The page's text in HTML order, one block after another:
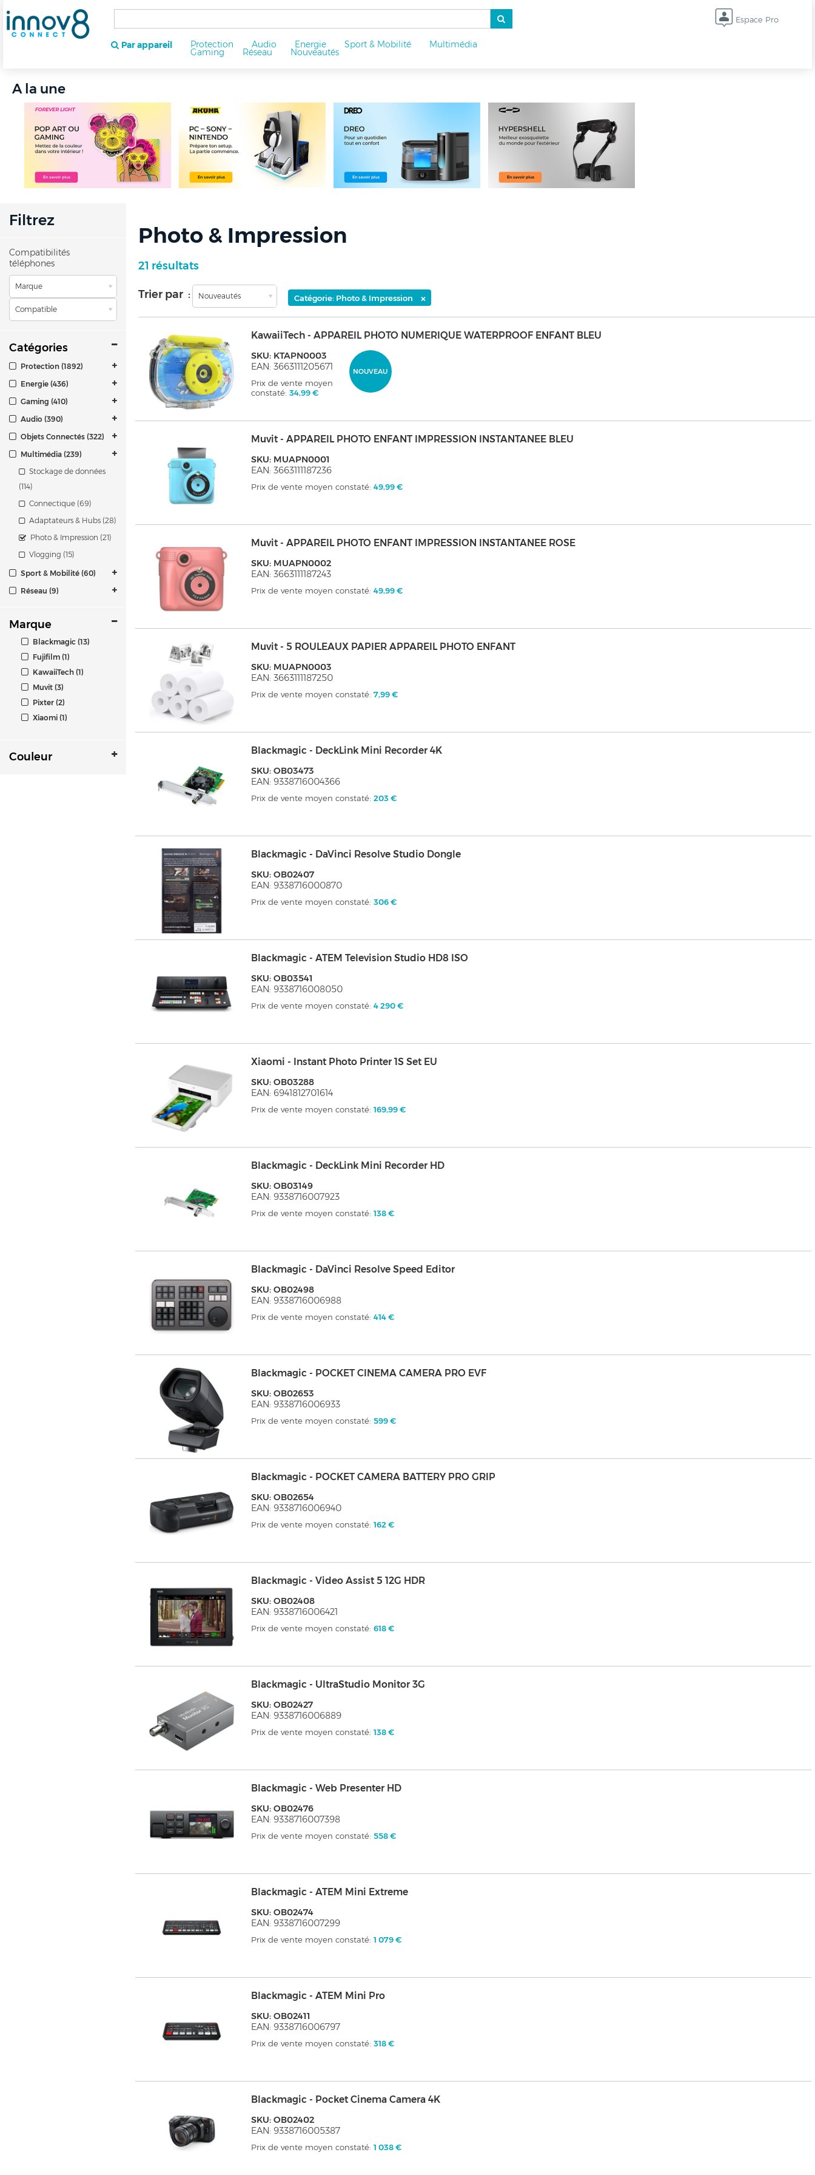
Espace Pro
Par appareil Protection Audio Energie Sport & Mobilité Multimédia
Gaming Réseau Nouveautés
A la une
Filtrez
Compatibilités
téléphones
Marque
Compatible
Catégories
Protection (1892)
Energie (436)
Gaming (410)
Audio (390)
Objets Connectés (322)
Multimédia (239)
Stockage de données
(114)
Connectique (69)
Adaptateurs & Hubs (28)
Photo & Impression (21)
Vlogging (15)
Sport & Mobilité (60)
Réseau (9)
Marque
Blackmagic (13)
Fujifilm (1)
KawaiiTech (1)
Muvit (3)
Pixter (2)
Xiaomi (1)
Couleur
Photo & Impression
21 résultats
Trier par : Nouveautés Catégorie: Photo & Impression ×
KawaiiTech - APPAREIL PHOTO NUMERIQUE WATERPROOF ENFANT BLEU
NOUVEAU
SKU: KTAPN0003
EAN: 3663111205671
Prix de vente moyen
constaté:34,99 €
Muvit - APPAREIL PHOTO ENFANT IMPRESSION INSTANTANEE BLEU
SKU: MUAPN0001
EAN: 3663111187236
Prix de vente moyen constaté:49,99 €
Muvit - APPAREIL PHOTO ENFANT IMPRESSION INSTANTANEE ROSE
SKU: MUAPN0002
EAN: 3663111187243
Prix de vente moyen constaté:49,99 €
Muvit - 5 ROULEAUX PAPIER APPAREIL PHOTO ENFANT
SKU: MUAPN0003
EAN: 3663111187250
Prix de vente moyen constaté:7,99 €
Blackmagic - DeckLink Mini Recorder 4K
SKU: OB03473
EAN: 9338716004366
Prix de vente moyen constaté:203 €
Blackmagic - DaVinci Resolve Studio Dongle
SKU: OB02407
EAN: 9338716000870
Prix de vente moyen constaté:306 €
Blackmagic - ATEM Television Studio HD8 ISO
SKU: OB03541
EAN: 9338716008050
Prix de vente moyen constaté:4 290 €
Xiaomi - Instant Photo Printer 1S Set EU
SKU: OB03288
EAN: 6941812701614
Prix de vente moyen constaté:169,99 €
Blackmagic - DeckLink Mini Recorder HD
SKU: OB03149
EAN: 9338716007923
Prix de vente moyen constaté:138 €
Blackmagic - DaVinci Resolve Speed Editor
SKU: OB02498
EAN: 9338716006988
Prix de vente moyen constaté:414 €
Blackmagic - POCKET CINEMA CAMERA PRO EVF
SKU: OB02653
EAN: 9338716006933
Prix de vente moyen constaté:599 €
Blackmagic - POCKET CAMERA BATTERY PRO GRIP
SKU: OB02654
EAN: 9338716006940
Prix de vente moyen constaté:162 €
Blackmagic - Video Assist 5 12G HDR
SKU: OB02408
EAN: 9338716006421
Prix de vente moyen constaté:618 €
Blackmagic - UltraStudio Monitor 3G
SKU: OB02427
EAN: 9338716006889
Prix de vente moyen constaté:138 €
Blackmagic - Web Presenter HD
SKU: OB02476
EAN: 9338716007398
Prix de vente moyen constaté:558 €
Blackmagic - ATEM Mini Extreme
SKU: OB02474
EAN: 9338716007299
Prix de vente moyen constaté:1 079 €
Blackmagic - ATEM Mini Pro
SKU: OB02411
EAN: 9338716006797
Prix de vente moyen constaté:318 €
Blackmagic - Pocket Cinema Camera 4K
SKU: OB02402
EAN: 9338716005387
Prix de vente moyen constaté:1 038 €